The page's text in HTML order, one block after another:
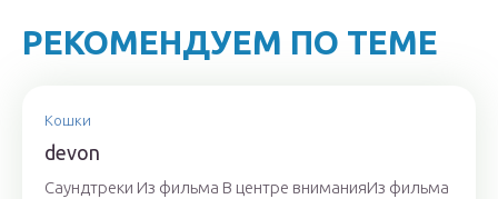
РЕКОМЕНДУЕМ ПО ТЕМЕ
Кошки
devon
Саундтреки Из фильма В центре вниманияИз фильма